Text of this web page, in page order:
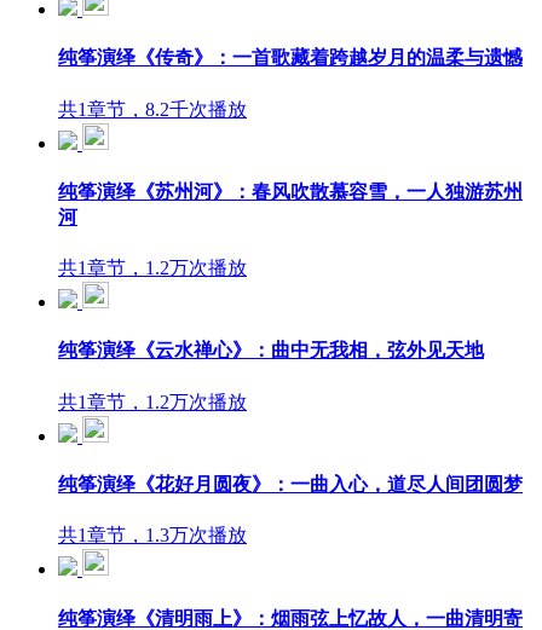
纯筝演绎《传奇》：一首歌藏着跨越岁月的温柔与遗憾
共1章节，8.2千次播放
纯筝演绎《苏州河》：春风吹散慕容雪，一人独游苏州
河
共1章节，1.2万次播放
纯筝演绎《云水禅心》：曲中无我相，弦外见天地
共1章节，1.2万次播放
纯筝演绎《花好月圆夜》：一曲入心，道尽人间团圆梦
共1章节，1.3万次播放
纯筝演绎《清明雨上》：烟雨弦上忆故人，一曲清明寄